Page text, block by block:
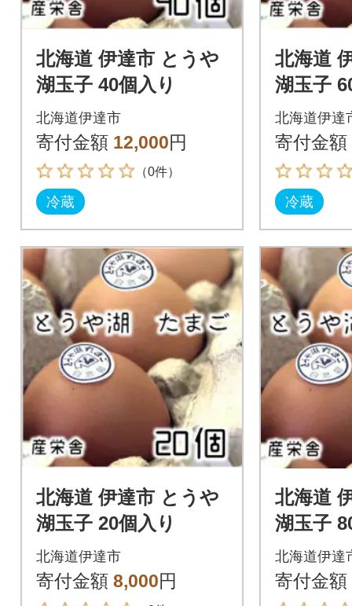
北海道 伊達市 とうや
湖玉子 40個入り
北海道伊達市
寄付金額 12,000円
（0件）
冷蔵
北海道
湖玉子
北海道伊達
寄付金額
冷蔵
北海道 伊達市 とうや
湖玉子 20個入り
北海道伊達市
寄付金額 8,000円
北海道
湖玉子
北海道伊達
寄付金額